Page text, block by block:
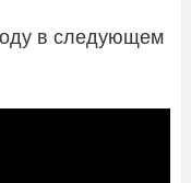
в следующем